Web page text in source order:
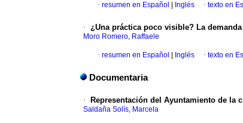
· resumen en Español Inglés · texto en
· ¿Una práctica poco visible? La
Moro Romero, Raffaele
· resumen en Español Inglés · texto en
Documentaria
· Representación del Ayuntamiento de la
Saldaña Solís, Marcela